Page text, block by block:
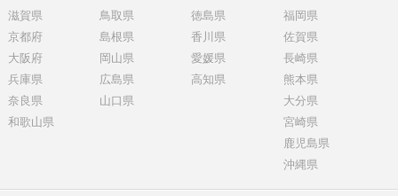
滋賀県
京都府
大阪府
兵庫県
奈良県
和歌山県
鳥取県
島根県
岡山県
広島県
山口県
徳島県
香川県
愛媛県
高知県
福岡県
佐賀県
長崎県
熊本県
大分県
宮崎県
鹿児島県
沖縄県